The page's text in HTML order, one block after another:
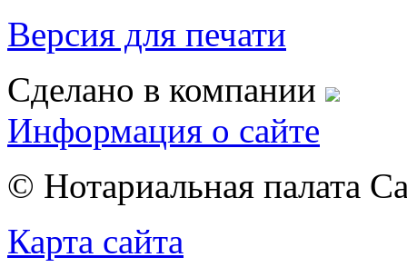
Версия для печати
Сделано в компании
Информация о сайте
© Нотариальная палата
Карта сайта